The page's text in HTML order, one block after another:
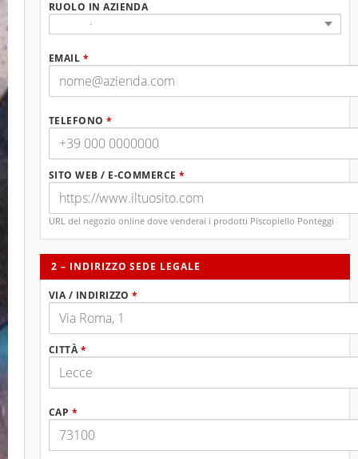
RUOLO IN AZIENDA
EMAIL *
TELEFONO*
SITO WEB / E-COMMERCE*
URL del negozio online dove venderai i prodotti Piscopiello Ponteggi
2 – INDIRIZZO SEDE LEGALE
VIA / INDIRIZZO*
CITTÀ *
CAP *